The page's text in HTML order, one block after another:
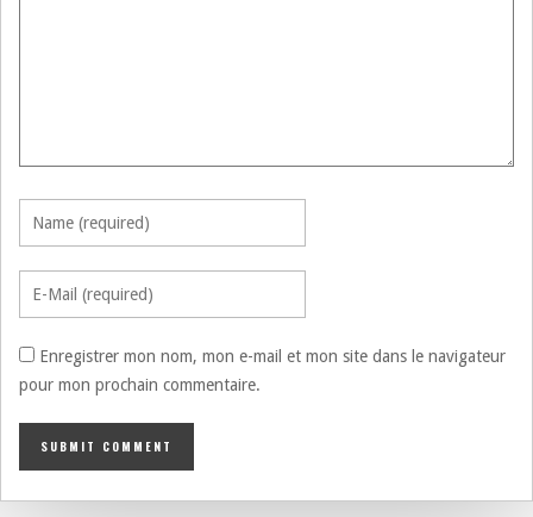
Enregistrer mon nom, mon e-mail et mon site dans le navigateur
pour mon prochain commentaire.